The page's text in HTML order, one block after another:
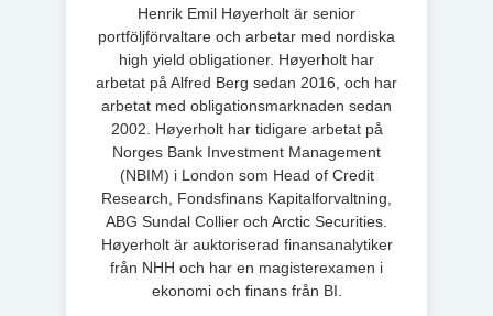
Henrik Emil Høyerholt är senior
portföljförvaltare och arbetar med nordiska
high yield obligationer. Høyerholt har
arbetat på Alfred Berg sedan 2016, och har
arbetat med obligationsmarknaden sedan
2002. Høyerholt har tidigare arbetat på
Norges Bank Investment Management
(NBIM) i London som Head of Credit
Research, Fondsfinans Kapitalforvaltning,
ABG Sundal Collier och Arctic Securities.
Høyerholt är auktoriserad finansanalytiker
från NHH och har en magisterexamen i
ekonomi och finans från BI.